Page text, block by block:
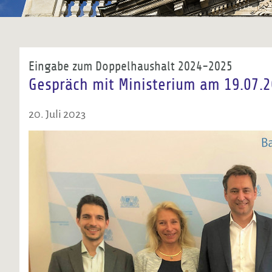
Eingabe zum Doppelhaushalt 2024-2025
Gespräch mit Ministerium am
20. Juli 2023